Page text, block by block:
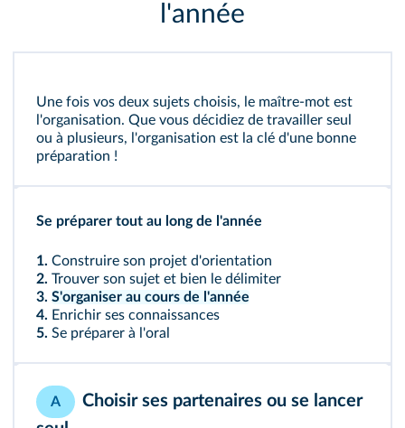
l'année
Une fois vos deux sujets choisis, le maître-mot est
l'organisation. Que vous décidiez de travailler seul
ou à plusieurs, l'organisation est la clé d'une bonne
préparation !
Se préparer tout au long de l'année
1. Construire son projet d'orientation
2. Trouver son sujet et bien le délimiter
3. S'organiser au cours de l'année
4. Enrichir ses connaissances
5. Se préparer à l'oral
A
Choisir ses partenaires ou se lancer